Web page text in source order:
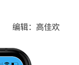
编辑：高佳欢